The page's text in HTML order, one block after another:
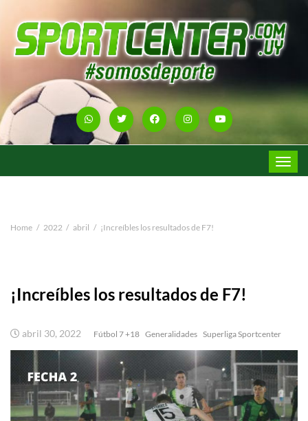
Toggle
Home 2022 abril ¡Increíbles los resultados de F7!
¡Increíbles los resultados de F7!
abril 30, 2022 Fútbol 7 +18 Generalidades Superliga Sportcenter